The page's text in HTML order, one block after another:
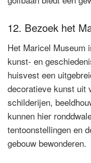
12. Bezoek het
Het Maricel Museum
kunst- en
huisvest een
decoratieve kunst uit
schilderijen,
kunnen hier
tentoonstellingen en
gebouw bewonderen.